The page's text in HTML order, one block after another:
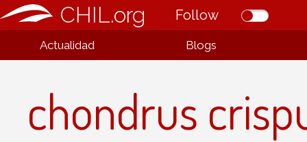
CHIL.org Follow
Actualidad Blogs
chondrus